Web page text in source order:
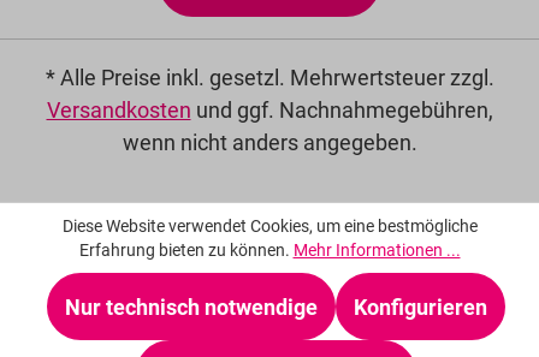
* Alle Preise inkl. gesetzl. Mehrwertsteuer zzgl.
Versandkosten und ggf. Nachnahmegebühren,
wenn nicht anders angegeben.
Diese Website verwendet Cookies, um eine bestmögliche
Erfahrung bieten zu können. Mehr Informationen ...
Nur technisch notwendige Konfigurieren